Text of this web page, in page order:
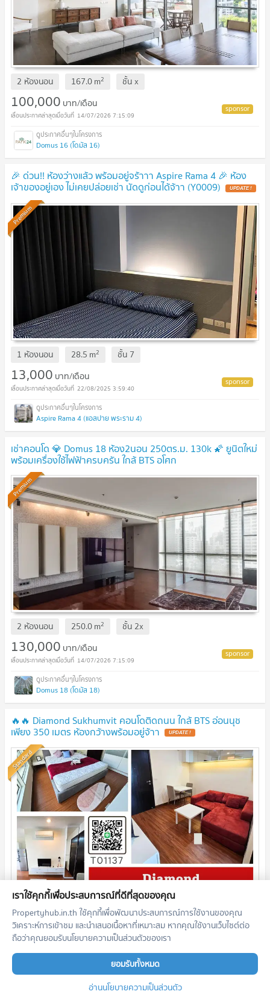
2 ห้องนอน 167.0m2 ชั้นx
100,000 บาท/เดือน
14/07/2026 7:15:09
Domus 16 (โดมัส 16)
🎉 ด่วน!! ห้องว่างแล้ว พร้อมอยู่จร้าาา Aspire Rama 4 🎉 ห้อง
เจ้าของอยู่เอง ไม่เคยปล่อยเช่า นัดดูก่อนได้จ้าา (Y0009)
Premium
1 ห้องนอน 28.5 m2 ชั้น 7
13,000 บาท/เดือน
22/08/2025 3:59:40
Aspire Rama 4 (แอสปาย พระราม 4)
เช่าคอนโด 💎 Domus 18 ห้อง2นอน 250ตร.ม. 130k 🌠 ยูนิตใหม่
พร้อมเครื่องใช้ไฟฟ้าครบครัน ใกล้ BTS อโศก
Premium
2 ห้องนอน 250.0m2 ชั้น 2x
130,000 บาท/เดือน
14/07/2026 7:15:09
Domus 18 (โดมัส 18)
🔥🔥 Diamond Sukhumvit คอนโดติดถนน ใกล้ BTS อ่อนนุช
เพียง 350 เมตร ห้องกว้างพร้อมอยู่จ้าา UPDATE !
Standard
1 ห้องนอน 34.0m2 ชั้น28
14,000บาท/เดือน
05/08/2026 11:11:29
Diamond Sukhumvit (ไดมอนด์ สุขุมวิท)
🔔New🔔 ให้เช่าห้องสวยตกแต่งใหม่ ทิศตะวันออก โครงการ Wyne
เราใช้คุกกี้เพื่อประสบการณ์ที่ดีที่สุดของคุณ
Propertyhub.in.th ใช้คุกกี้เพื่อพัฒนาประสบการณ์การใช้งานของคุณ
วิเคราะห์การเข้าชม และนำเสนอเนื้อหาที่เหมาะสม หากคุณใช้งานเว็บไซต์ต่อ
ถือว่าคุณยอมรับนโยบายความเป็นส่วนตัวของเรา
ยอมรับทั้งหมด
อ่านนโยบายความเป็นส่วนตัว